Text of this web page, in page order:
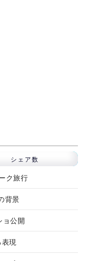
シェア数
ク旅行
背景
ョ公開
現